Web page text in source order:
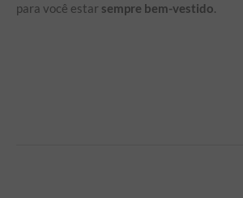
para você estar sempre bem-vestido.